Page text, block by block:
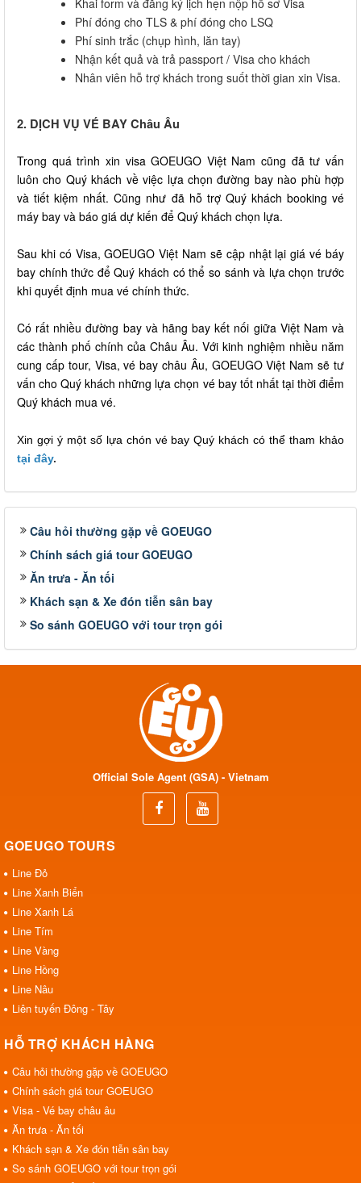
Khai form và đăng ký lịch hẹn nộp hồ sơ Visa
Phí đóng cho TLS & phí đóng cho LSQ
Phí sinh trắc (chụp hình, lăn tay)
Nhận kết quả và trả passport / Visa cho khách
Nhân viên hỗ trợ khách trong suốt thời gian xin Visa.
2. DỊCH VỤ VÉ BAY Châu Âu
Trong quá trình xin visa GOEUGO Việt Nam cũng đã tư vấn
luôn cho Quý khách về việc lựa chọn đường bay nào phù hợp
và tiết kiệm nhất. Cũng như đã hỗ trợ Quý khách booking vé
máy bay và báo giá dự kiến để Quý khách chọn lựa.
Sau khi có Visa, GOEUGO Việt Nam sẽ cập nhật lại giá vé báy
bay chính thức để Quý khách có thể so sánh và lựa chọn trước
khi quyết định mua vé chính thức.
Có rất nhiều đường bay và hãng bay kết nối giữa Việt Nam và
các thành phố chính của Châu Âu. Với kinh nghiệm nhiều năm
cung cấp tour, Visa, vé bay châu Âu, GOEUGO Việt Nam sẽ tư
vấn cho Quý khách những lựa chọn vé bay tốt nhất tại thời điểm
Quý khách mua vé.
Xin gợi ý một số lựa chón vé bay Quý khách có thể tham khảo
tại đây.
Câu hỏi thường gặp về GOEUGO
Chính sách giá tour GOEUGO
Ăn trưa - Ăn tối
Khách sạn & Xe đón tiễn sân bay
So sánh GOEUGO với tour trọn gói
Official Sole Agent (GSA) - Vietnam
GOEUGO TOURS
Line Đỏ
Line Xanh Biển
Line Xanh Lá
Line Tím
Line Vàng
Line Hồng
Line Nâu
Liên tuyến Đông - Tây
HỖ TRỢ KHÁCH HÀNG
Câu hỏi thường gặp về GOEUGO
Chính sách giá tour GOEUGO
Visa - Vé bay châu âu
Ăn trưa - Ăn tối
Khách sạn & Xe đón tiễn sân bay
So sánh GOEUGO với tour trọn gói